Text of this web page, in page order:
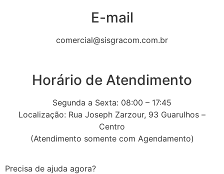
E-mail
comercial@sisgracom.com.br
Horário de Atendimento
Segunda a Sexta: 08:00 – 17:45
Localização: Rua Joseph Zarzour, 93 Guarulhos –
Centro
(Atendimento somente com Agendamento)
Precisa de ajuda agora?